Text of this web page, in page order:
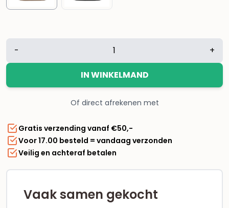
Lola
–
Waterdicht
&
- +
IN WINKELMAND
Of direct afrekenen met
Gratis verzending vanaf €50,-
Voor 17.00 besteld = vandaag verzonden
Veilig en achteraf betalen
Vaak samen gekocht